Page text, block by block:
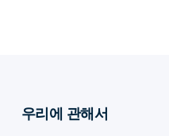
우리에 관해서